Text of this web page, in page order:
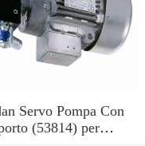
Servo Pompa Con
(53814) per